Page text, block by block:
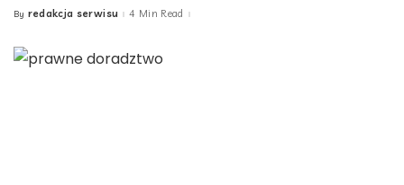
Posted
By redakcja serwisu 4 Min Read